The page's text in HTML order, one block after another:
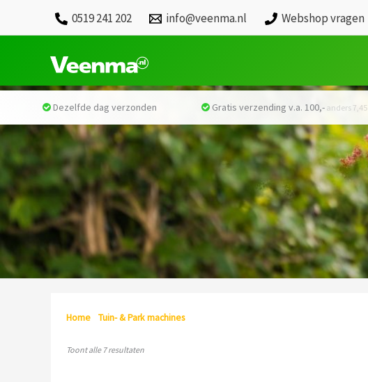
0519 241 202 info@veenma.nl Webshop vragen
Home/ Tuin- & Park machines/ Besproeiing
Toont alle 7 resultaten
Dezelfde dag verzonden Gratis verzending v.a. 100,-anders 7,45